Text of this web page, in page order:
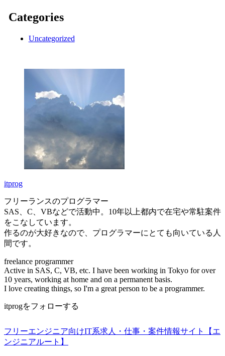
Categories
Uncategorized
itprog
フリーランスのプログラマー
SAS、C、VBなどで活動中。10年以上都内で在宅や常駐案件
をこなしています。
作るのが大好きなので、プログラマーにとても向いている人
間です。
freelance programmer
Active in SAS, C, VB, etc. I have been working in Tokyo for over
10 years, working at home and on a permanent basis.
I love creating things, so I'm a great person to be a programmer.
itprogをフォローする
フリーエンジニア向けIT系求人・仕事・案件情報サイト【エ
ンジニアルート】